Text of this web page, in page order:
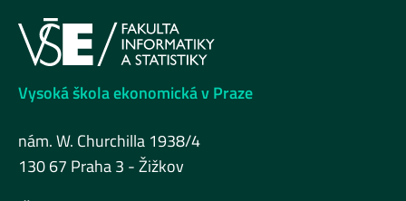
Vysoká škola ekonomická v Praze
nám. W. Churchilla 1938/4
130 67 Praha 3 - Žižkov